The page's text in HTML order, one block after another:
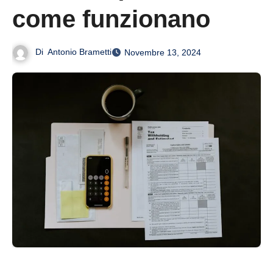
come funzionano
Di Antonio Brametti Novembre 13, 2024